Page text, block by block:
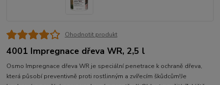
Ohodnotit produkt
4001 Impregnace dřeva WR, 2,5 l
Osmo Impregnace dřeva WR je speciální penetrace k ochraně dřeva,
která působí preventivně proti rostlinným a zvířecím škůdcům!Je